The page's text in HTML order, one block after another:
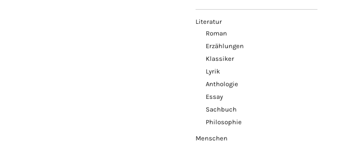
Literatur
Roman
Erzählungen
Klassiker
Lyrik
Anthologie
Essay
Sachbuch
Philosophie
Menschen